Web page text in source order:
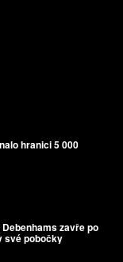
hranici 5 000
zavře po
své pobočky